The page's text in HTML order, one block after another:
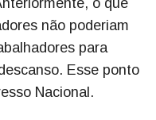
não poderiam
para
Esse ponto
Nacional.